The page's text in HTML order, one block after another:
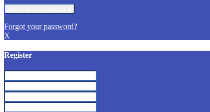
Forgot your password?
X
Register